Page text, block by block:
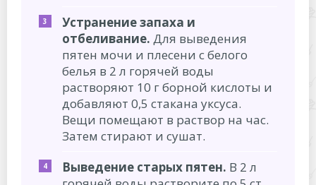
Устранение запаха и
отбеливание. Для выведения
пятен мочи и плесени с белого
белья в 2 л горячей воды
растворяют 10 г борной кислоты и
добавляют 0,5 стакана уксуса.
Вещи помещают в раствор на час.
Затем стирают и сушат.
Выведение старых пятен. В 2 л